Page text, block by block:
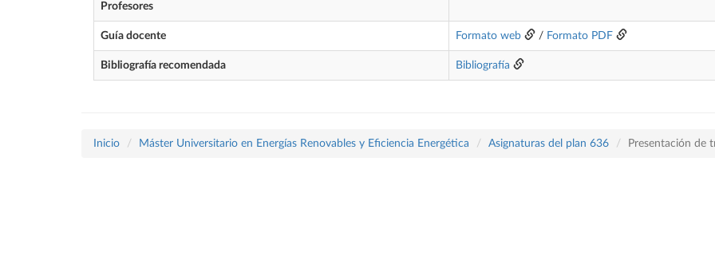
Profesores
Guía docente Formato web / Formato PDF
Bibliografía recomendada Bibliografía
Inicio Máster Universitario en Energías Renovables y Eficiencia Energética Asignaturas del plan 636 Presentación de